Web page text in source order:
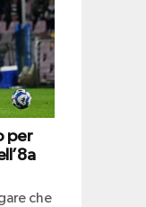
per
che